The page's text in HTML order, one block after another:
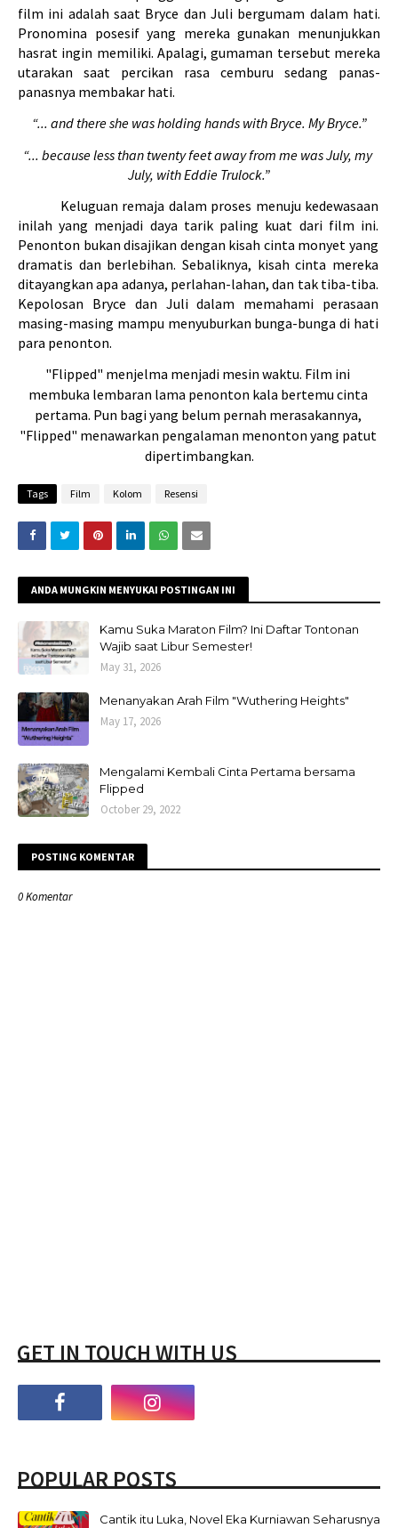
film ini adalah saat Bryce dan Juli bergumam dalam hati.
Pronomina posesif yang mereka gunakan menunjukkan
hasrat ingin memiliki. Apalagi, gumaman tersebut mereka
utarakan saat percikan rasa cemburu sedang panas-
panasnya membakar hati.
“... and there she was holding hands with Bryce. My Bryce.”
“... because less than twenty feet away from me was July, my
July, with Eddie Trulock.”
Keluguan remaja dalam proses menuju kedewasaan
inilah yang menjadi daya tarik paling kuat dari film ini.
Penonton bukan disajikan dengan kisah cinta monyet yang
dramatis dan berlebihan. Sebaliknya, kisah cinta mereka
ditayangkan apa adanya, perlahan-lahan, dan tak tiba-tiba.
Kepolosan Bryce dan Juli dalam memahami perasaan
masing-masing mampu menyuburkan bunga-bunga di hati
para penonton.
"Flipped" menjelma menjadi mesin waktu. Film ini
membuka lembaran lama penonton kala bertemu cinta
pertama. Pun bagi yang belum pernah merasakannya,
"Flipped" menawarkan pengalaman menonton yang patut
dipertimbangkan.
Tags Film Kolom Resensi
ANDA MUNGKIN MENYUKAI POSTINGAN INI
Kamu Suka Maraton Film? Ini Daftar Tontonan
Wajib saat Libur Semester!
May 31, 2026
Menanyakan Arah Film "Wuthering Heights"
May 17, 2026
Mengalami Kembali Cinta Pertama bersama
Flipped
October 29, 2022
POSTING KOMENTAR
0 Komentar
GET IN TOUCH WITH US
POPULAR POSTS
Cantik itu Luka, Novel Eka Kurniawan Seharusnya